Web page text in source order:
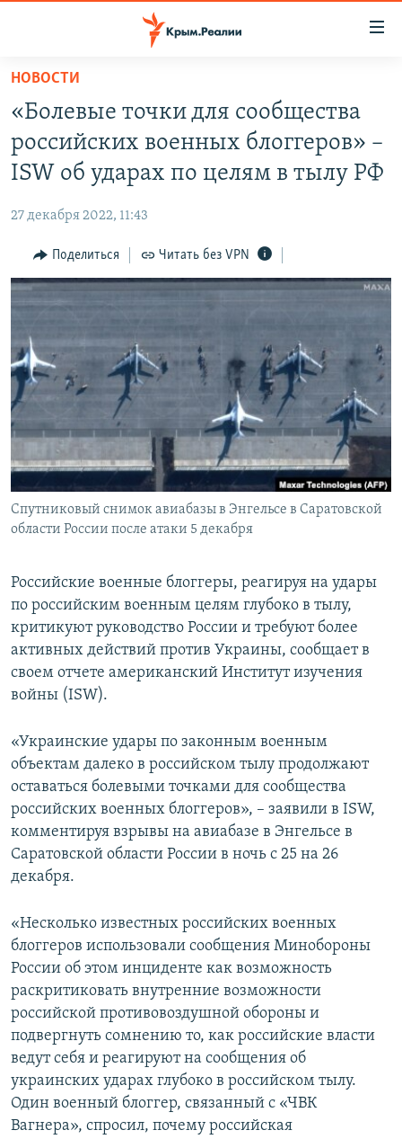
Вернуться
основному
содержанию
Вернутся
главной
навигации
Вернутся
поиску
ГРУЗ 200
11 ЛЕТ ОККУПАЦИИ КРЫМА. 11 ИСТОРИЙ СОПРОТИВЛЕНИЯ
ВОДА
ЕЩЕ
ИНТЕРАКТИВ
СОВЕТЫ ПРАВОЗАЩИТНИКОВ
ПРОПАВШИЕ БЕЗ ВЕСТИ
ПОБЕДИТЕЛЕЙ НЕ СУДЯТ?
КРЫМ.НЕПОКОРЕННЫЙ
ELIFBE
УКРАИНСКАЯ ПРОБЛЕМА КРЫМА
РАДІО СВОБОДА
КАК ОБОЙТИ БЛОКИРОВКУ
Українською
Qırımtatar
ПРИСОЕДИНЯЙТЕСЬ!
НОВОСТИ
«Болевые точки для сообщества
российских военных блоггеров» –
ISW об ударах по целям в тылу РФ
27 декабря 2022, 11:43
Поделиться Читать без VPN
Спутниковый снимок авиабазы в Энгельсе в Саратовской
области России после атаки 5 декабря
Российские военные блоггеры, реагируя на удары
по российским военным целям глубоко в тылу,
критикуют руководство России и требуют более
активных действий против Украины, сообщает в
своем отчете американский Институт изучения
войны (ISW).
«Украинские удары по законным военным
объектам далеко в российском тылу продолжают
оставаться болевыми точками для сообщества
российских военных блоггеров», – заявили в ISW,
комментируя взрывы на авиабазе в Энгельсе в
Саратовской области России в ночь с 25 на 26
декабря.
«Несколько известных российских военных
блоггеров использовали сообщения Минобороны
России об этом инциденте как возможность
раскритиковать внутренние возможности
российской противовоздушной обороны и
подвергнуть сомнению то, как российские власти
ведут себя и реагируют на сообщения об
украинских ударах глубоко в российском тылу.
Один военный блоггер, связанный с «ЧВК
Вагнера», спросил, почему российская